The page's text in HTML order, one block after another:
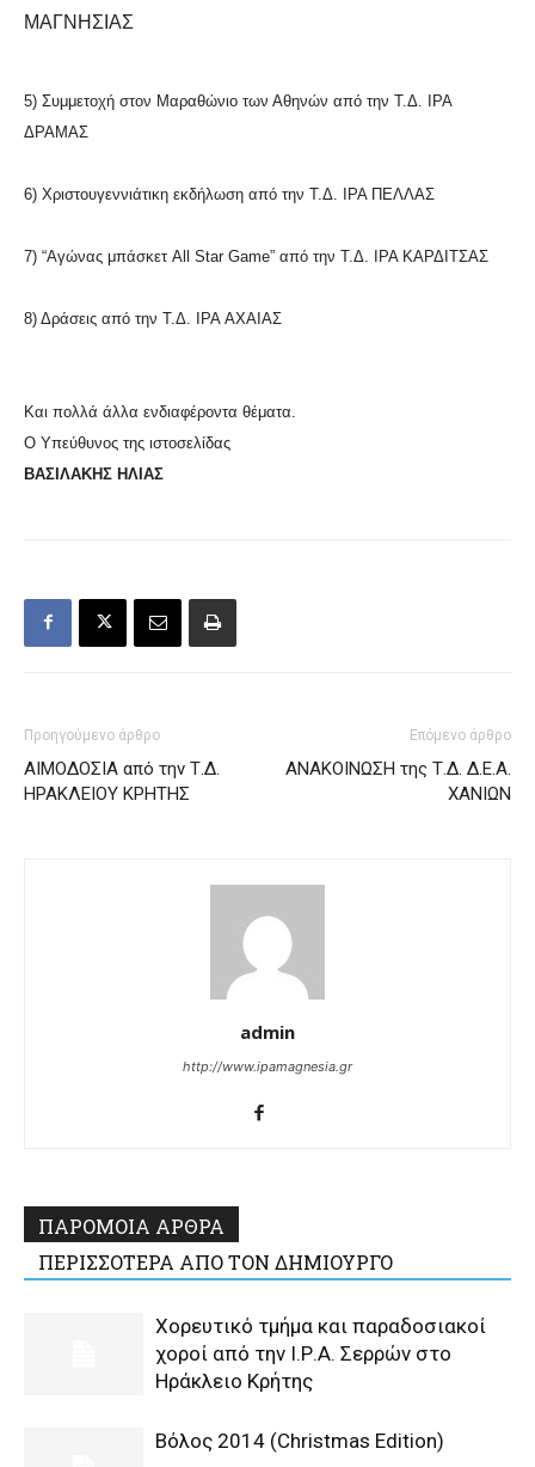
ΜΑΓΝΗΣΙΑΣ
5) Συμμετοχή στον Μαραθώνιο των Αθηνών από την Τ.Δ. IPA
ΔΡΑΜΑΣ
6) Χριστουγεννιάτικη εκδήλωση από την Τ.Δ. IPA ΠΕΛΛΑΣ
7) “Αγώνας μπάσκετ All Star Game” από την Τ.Δ. IPA ΚΑΡΔΙΤΣΑΣ
8) Δράσεις από την Τ.Δ. IPA ΑΧΑΙΑΣ
Και πολλά άλλα ενδιαφέροντα θέματα.
Ο Υπεύθυνος της ιστοσελίδας
ΒΑΣΙΛΑΚΗΣ ΗΛΙΑΣ
Προηγούμενο άρθρο
ΑΙΜΟΔΟΣΙΑ από την Τ.Δ.
ΗΡΑΚΛΕΙΟΥ ΚΡΗΤΗΣ
Επόμενο άρθρο
ΑΝΑΚΟΙΝΩΣΗ της Τ.Δ. Δ.Ε.Α.
ΧΑΝΙΩΝ
admin
http://www.ipamagnesia.gr
ΠΑΡΟΜΟΙΑ ΑΡΘΡΑ
ΠΕΡΙΣΣΟΤΕΡΑ ΑΠΟ ΤΟΝ ΔΗΜΙΟΥΡΓΟ
Χορευτικό τμήμα και παραδοσιακοί
χοροί από την Ι.Ρ.Α. Σερρών στο
Ηράκλειο Κρήτης
Βόλος 2014 (Christmas Edition)